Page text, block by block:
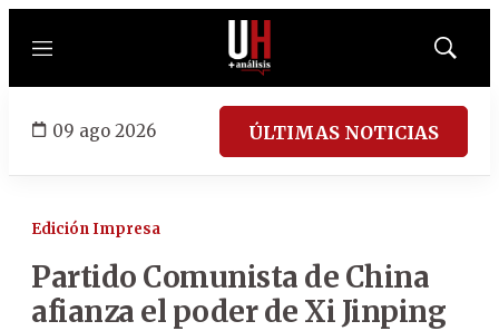
Menú
Mostrar
09 ago 2026 ÚLTIMAS NOTICIAS
Edición Impresa
Partido Comunista de China
afianza el poder de Xi Jinping